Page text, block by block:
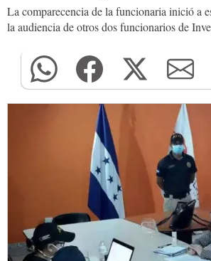
La comparecencia de la funcionaria inició a
la audiencia de otros dos funcionarios de